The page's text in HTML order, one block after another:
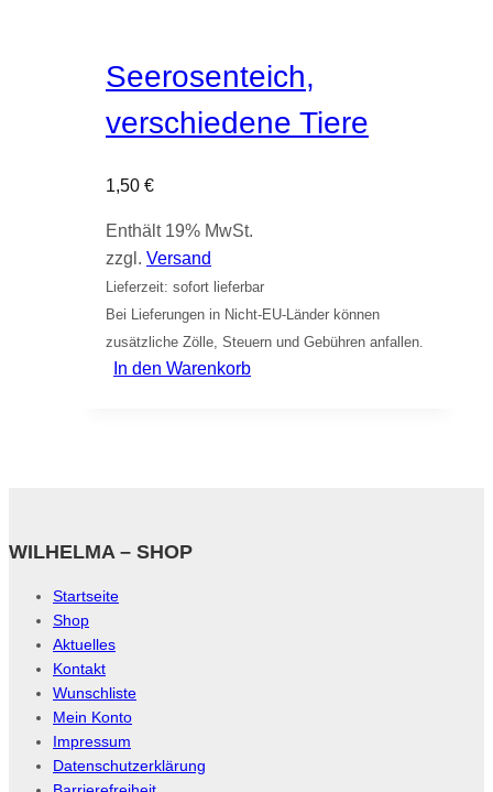
Seerosenteich,
verschiedene Tiere
1,50 €
Enthält 19% MwSt.
zzgl. Versand
Lieferzeit: sofort lieferbar
Bei Lieferungen in Nicht-EU-Länder können
zusätzliche Zölle, Steuern und Gebühren anfallen.
In den Warenkorb
WILHELMA – SHOP
Startseite
Shop
Aktuelles
Kontakt
Wunschliste
Mein Konto
Impressum
Datenschutzerklärung